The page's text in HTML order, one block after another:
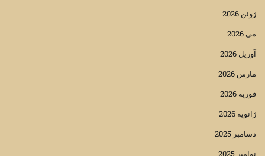
ژوئن 2026
می 2026
آوریل 2026
مارس 2026
فوریه 2026
ژانویه 2026
دسامبر 2025